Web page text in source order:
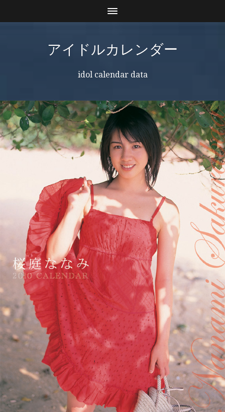
アイドルカレンダー
idol calendar data